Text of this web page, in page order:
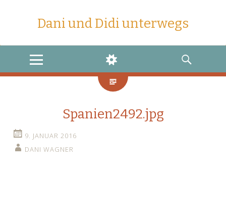
Dani und Didi unterwegs
MENU
WIDGETS
SEARCH
Spanien2492.jpg
9. JANUAR 2016
DANI WAGNER